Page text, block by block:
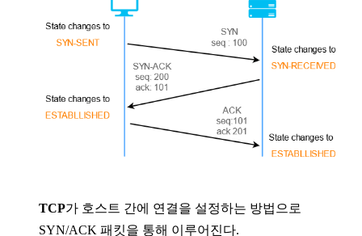
TCP가 호스트 간에 연결을 설정하는 방법으로
SYN/ACK 패킷을 통해 이루어진다.